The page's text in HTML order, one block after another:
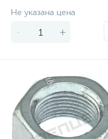
Не указана цена
- +